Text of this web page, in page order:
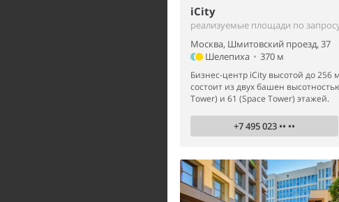
iCity
реализуемые площади по
Москва, Шмитовский проезд, 37
Шелепиха • 370 м
Бизнес-центр iCity высотой до 256
состоит из двух башен
Tower) и 61 (Space Tower) этажей.
+7 495 023 •• ••